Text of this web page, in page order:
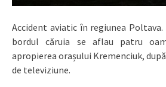
Accident aviatic în regiunea
bordul căruia se aflau patru
apropierea orașului Kremenciuk,
de televiziune.